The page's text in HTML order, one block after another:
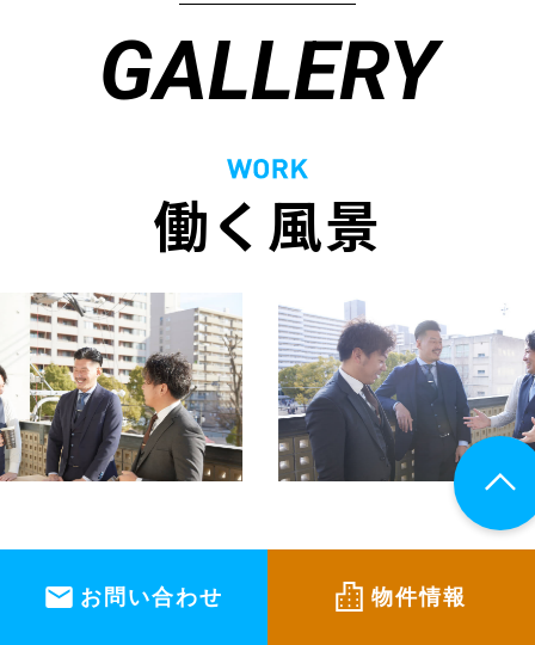
お問い合わせ 物件情報
GALLERY
働く風景
お電話でのお問い合わせはこちら